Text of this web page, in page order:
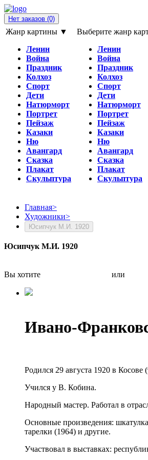
Нет заказов (0)
Жанр картины ▼
Ленин
Война
Праздник
Колхоз
Спорт
Дети
Натюрморт
Портрет
Пейзаж
Казаки
Ню
Авангард
Сказка
Плакат
Скульптура
Выберите жанр
Ленин
Война
Праздник
Колхоз
Спорт
Дети
Натюрморт
Портрет
Пейзаж
Казаки
Ню
Авангард
Сказка
Плакат
Скульптура
Главная>
Художники>
Юсипчук М.И. 1920
Юсипчук М.И. 1920
Вы хотите или
Ивано-
Родился 29 августа 1920 в Косове
Учился у В. Кобина.
Народный мастер. Работал в
Основные произведения:
тарелки (1964) и другие.
Участвовал в выставках: